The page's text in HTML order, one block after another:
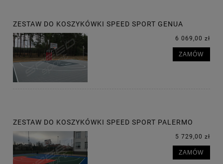
ZESTAW DO KOSZYKÓWKI SPEED SPORT GENUA
6 069,00 zł
ZAMÓW
ZESTAW DO KOSZYKÓWKI SPEED SPORT PALERMO
5 729,00 zł
ZAMÓW